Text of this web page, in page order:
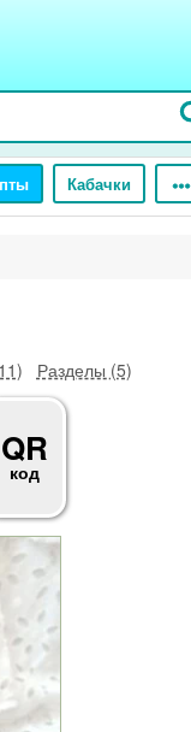
Кабачки
Разделы (5)
QR
код